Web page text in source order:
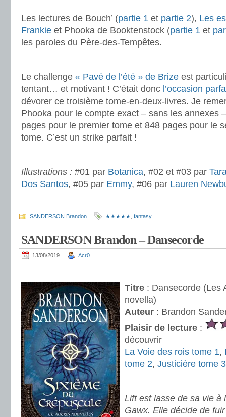
Les lectures de Bouch’ (partie 1 et partie 2), Les
Frankie et Phooka de Booktenstock (partie 1 et
les paroles du Père-des-Tempêtes.
Le challenge « Pavé de l’été » de Brize est
tentant… et motivant ! C’était donc l’occasion
dévorer ce troisième tome-en-deux-livres. Je
Phooka pour le compte exact – sans les annexes
pages pour le premier tome et 848 pages pour le
tome. C’est un strike parfait !
Illustrations : #01 par Botanica, #02 et #03 par
Dos Santos, #05 par Emmy, #06 par Lauren
SANDERSON Brandon ★★★★★ fantasy
SANDERSON Brandon – Dansecorde
13/08/2019 Acr0
Titre : Dansecorde (Les
novella)
Auteur : Brandon
Plaisir de lecture :
découvrir
La Voie des rois tome 1,
tome 2, Justicière tome 3
Lift est lasse de sa vie à
Gawx. Elle décide de